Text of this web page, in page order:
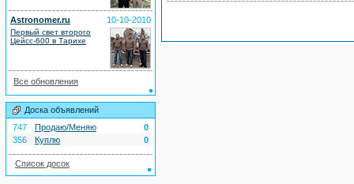
Astronomer.ru 10-10-2010
Первый свет второго
Цейсс-600 в Тарихе
Все обновления
Доска объявлений
747
Продаю/Меняю
0
356
Куплю 0
Список досок